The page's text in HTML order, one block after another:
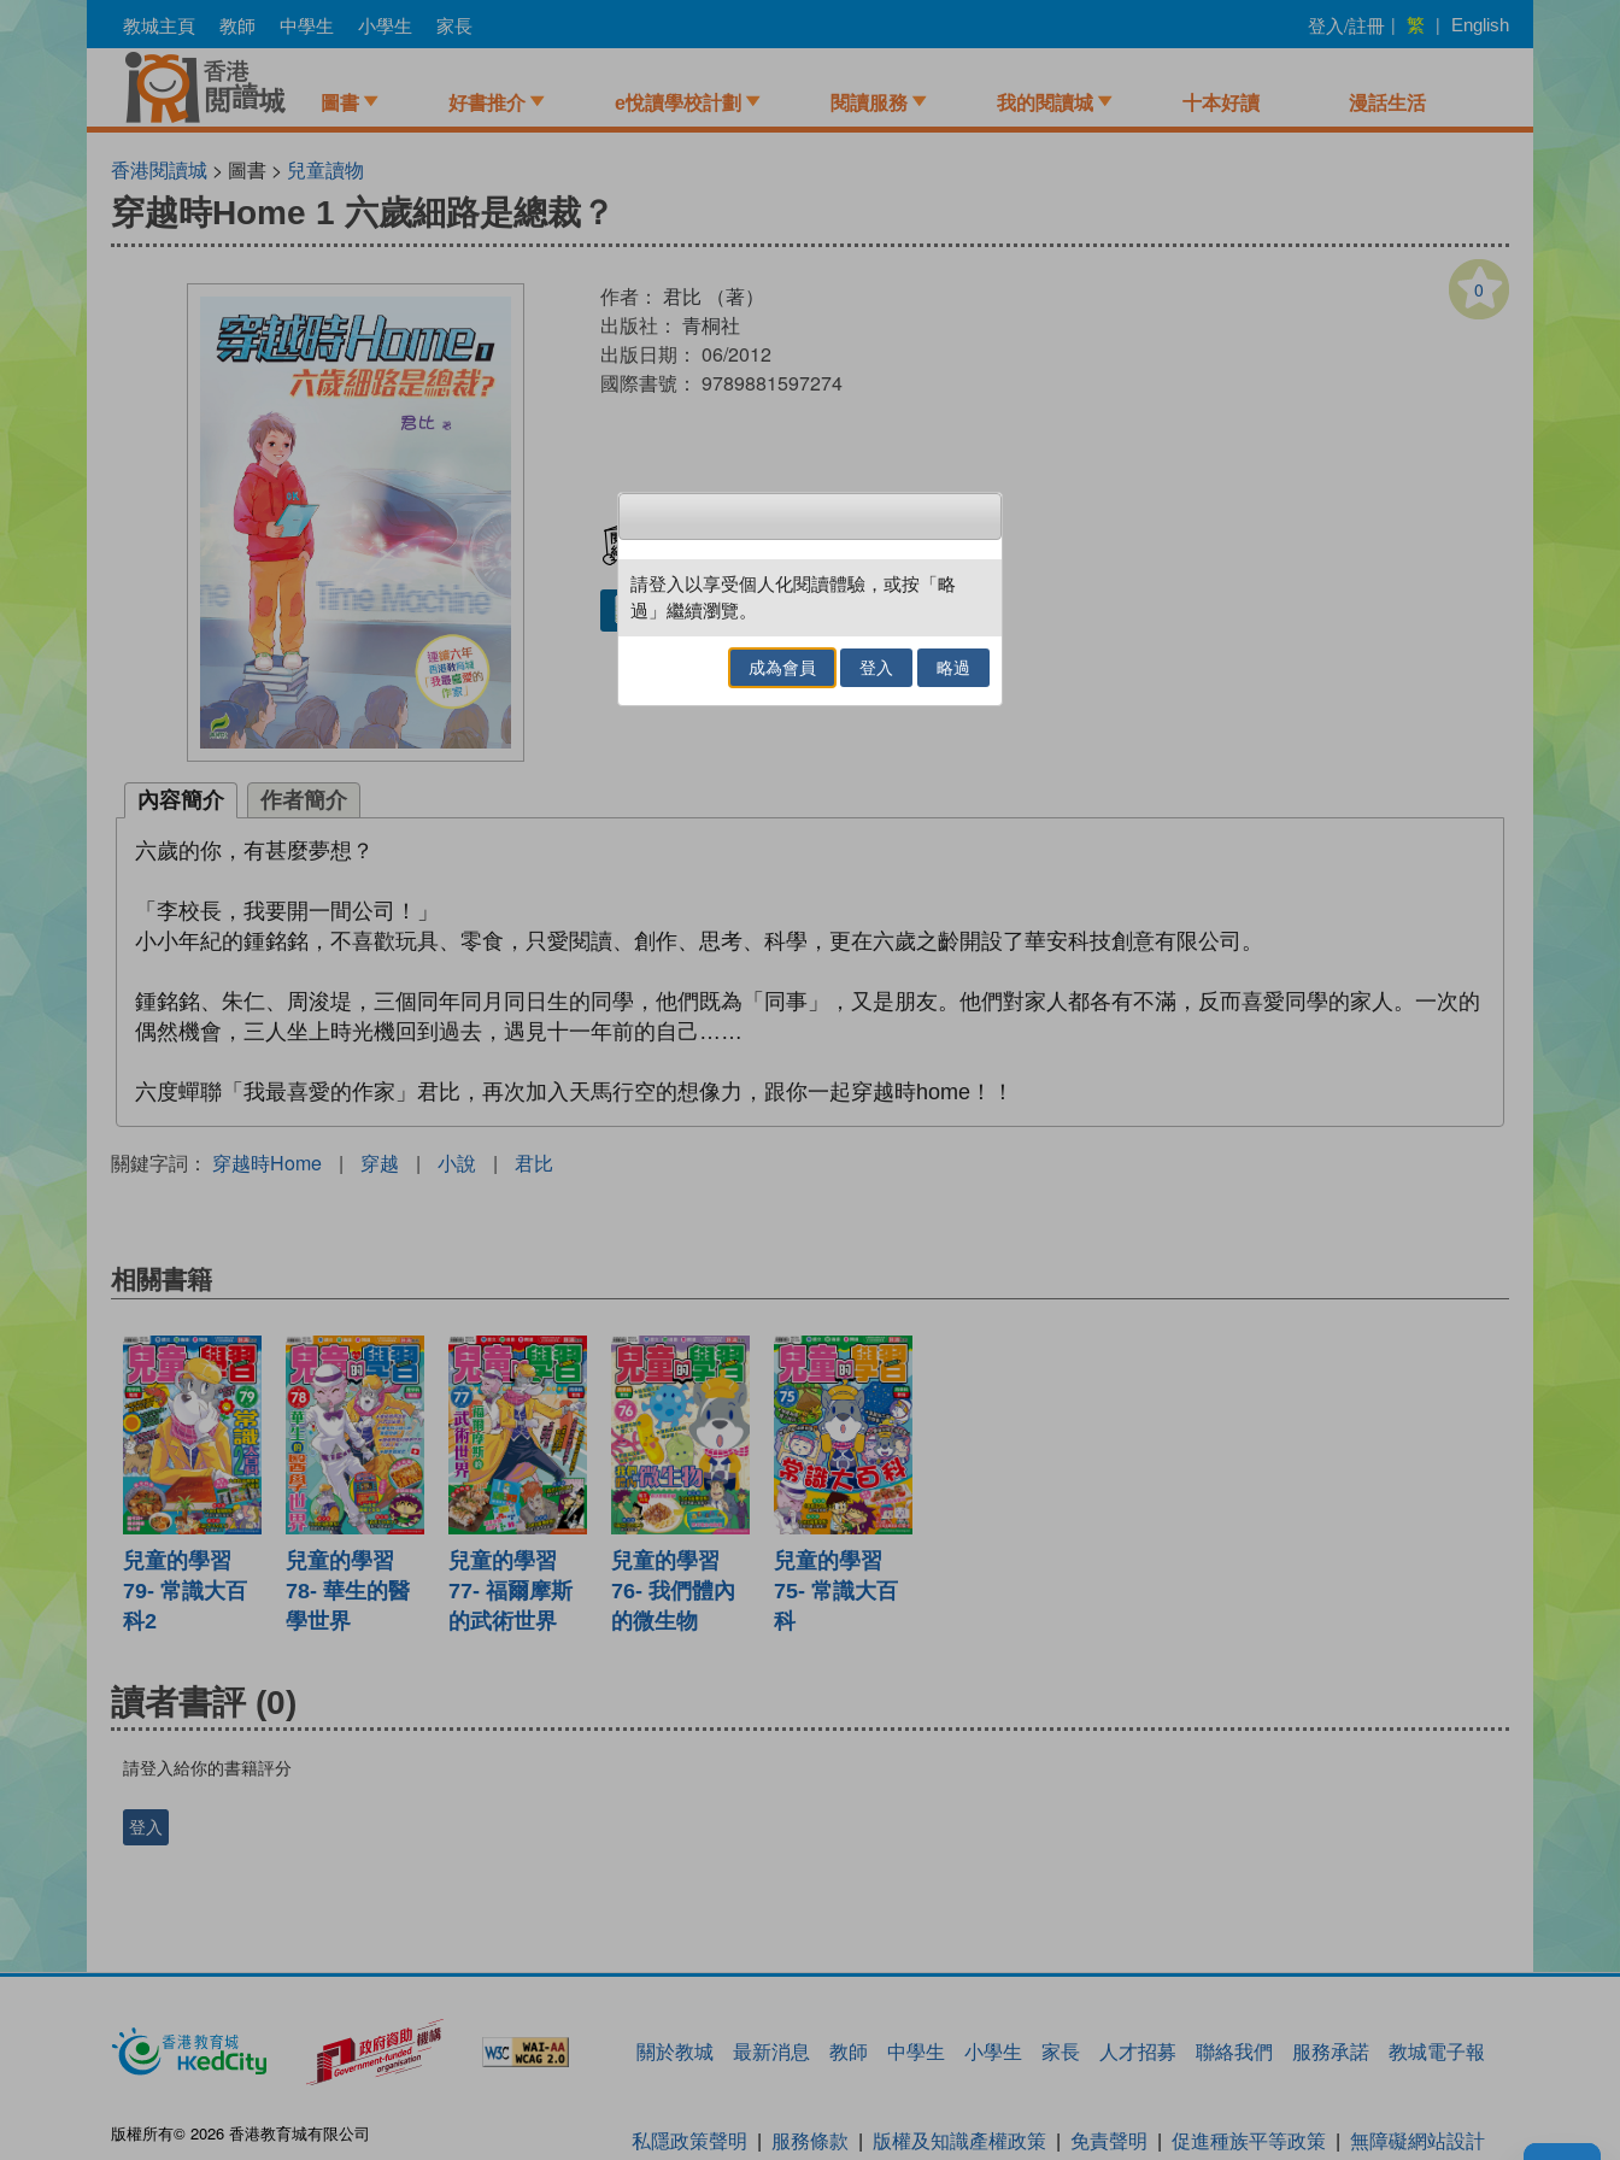
to
教城主頁 教師 中學生 小學生 家長 登入/註冊 | 繁 | English
圖書 好書推介 e悅讀學校計劃 閱讀服務 我的閱讀城 十本好讀 漫話生活
香港閱讀城 > 圖書 > 兒童讀物
穿越時Home 1 六歲細路是總裁？
0
作者： 君比 （著）
出版社： 青桐社
出版日期： 06/2012
國際書號： 9789881597274
借閱實體書
內容簡介 作者簡介
六歲的你，有甚麼夢想？
「李校長，我要開一間公司！」
小小年紀的鍾銘銘，不喜歡玩具、零食，只愛閱讀、創作、思考、科學，更在六歲之齡開設了華安科技創意有限公司。
鍾銘銘、朱仁、周浚堤，三個同年同月同日生的同學，他們既為「同事」，又是朋友。他們對家人都各有不滿，反而喜愛同學的家人。一次的
偶然機會，三人坐上時光機回到過去，遇見十一年前的自己……
六度蟬聯「我最喜愛的作家」君比，再次加入天馬行空的想像力，跟你一起穿越時home！！
關鍵字詞： 穿越時Home | 穿越 | 小說 | 君比
相關書籍
兒童的學習
79- 常識大百
科2
兒童的學習
78- 華生的醫
學世界
兒童的學習
77- 福爾摩斯
的武術世界
兒童的學習
76- 我們體內
的微生物
兒童的學習
75- 常識大百
科
讀者書評 (0)
請登入給你的書籍評分
登入
關於教城 最新消息 教師 中學生 小學生 家長 人才招募 聯絡我們 服務承諾 教城電子報
版權所有© 2026 香港教育城有限公司 私隱政策聲明 服務條款 版權及知識產權政策 免責聲明 促進種族平等政策 無障礙網站設計
請登入以享受個人化閱讀體驗，或按「略
過」繼續瀏覽。
成為會員 登入 略過